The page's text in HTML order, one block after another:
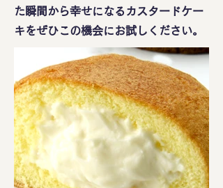
た瞬間から幸せになるカスタードケー
キをぜひこの機会にお試しください。